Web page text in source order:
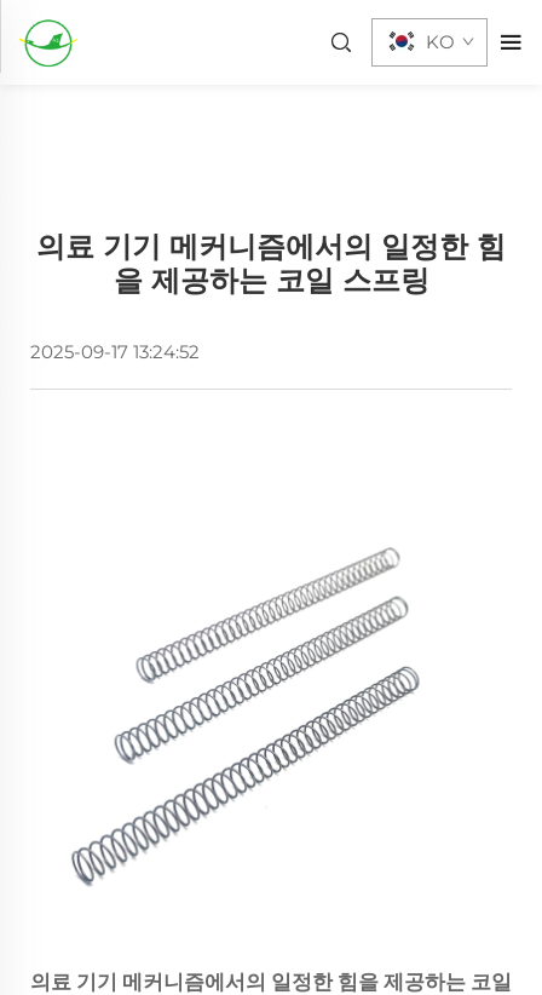
KO
의료 기기 메커니즘에서의 일정한 힘
을 제공하는 코일 스프링
2025-09-17 13:24:52
의료 기기 메커니즘에서의 일정한 힘을 제공하는 코일